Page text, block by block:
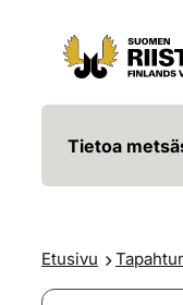
Siirry sisältöön
Siirry sivustokarttaan
Tietoa
Etusivu